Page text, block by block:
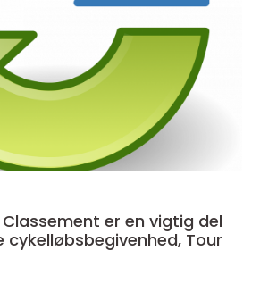
er en vigtig del
Tour